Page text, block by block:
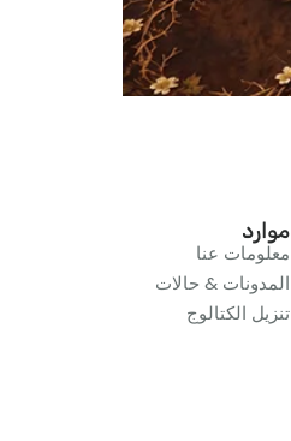
موارد
معلومات عنا
المدونات & حالات
تنزيل الكتالوج